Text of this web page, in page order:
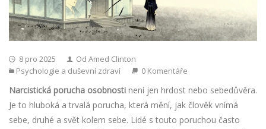
8 pro 2025
Od Amed Clinton
Psychologie a duševní zdraví
0 Komentáře
Narcistická porucha osobnosti není jen hrdost nebo sebedůvěra.
Je to hluboká a trvalá porucha, která mění, jak člověk vnímá
sebe, druhé a svět kolem sebe. Lidé s touto poruchou často